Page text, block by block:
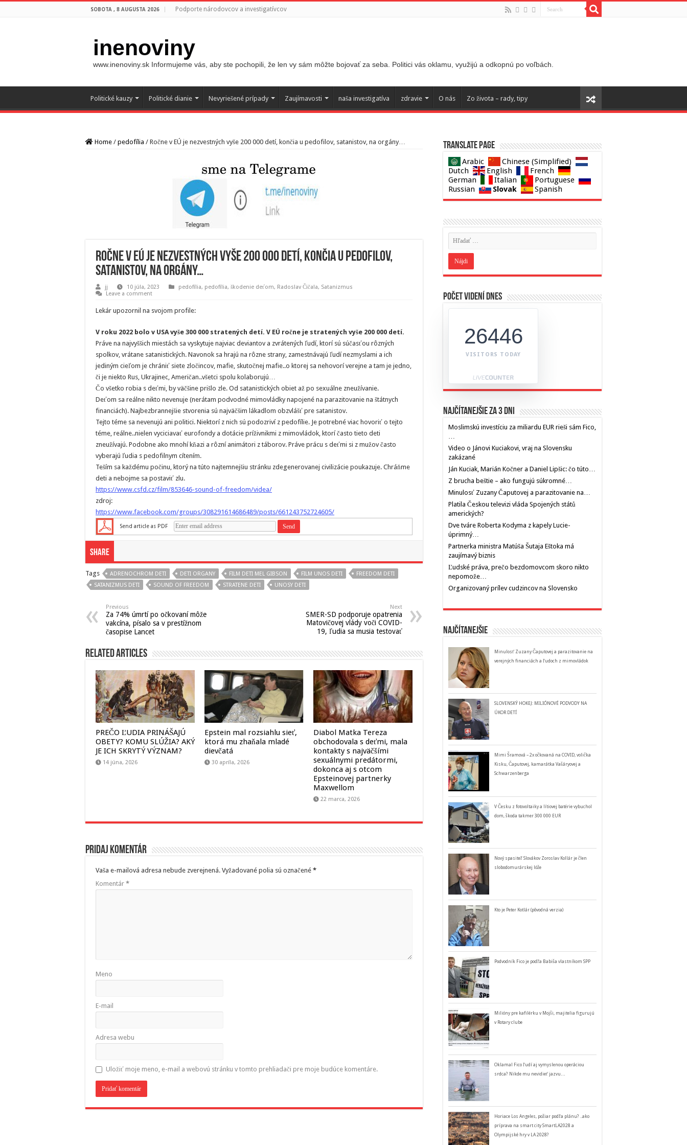
SOBOTA , 8 AUGUSTA 2026 Podporte národovcov a investigatívcov
inenoviny
www.inenoviny.sk Informujeme vás, aby ste pochopili, že len vy sám môžte bojovať za seba. Politici vás oklamu, využijú a odkopnú po voľbách.
Politické kauzy Politické dianie Nevyriešené prípady Zaujímavosti naša investigatíva zdravie O nás Zo života – rady, tipy
Home / pedofília / Ročne v EÚ je nezvestných vyše 200 000 detí, končia u pedofilov, satanistov, na orgány…
Ročne v EÚ je nezvestných vyše 200 000 detí, končia u pedofilov,
satanistov, na orgány…
jj 10 júla, 2023 pedofília, pedofília, škodenie deťom, Radoslav Čičala, Satanizmus
Leave a comment
Lekár upozornil na svojom profile:
V roku 2022 bolo v USA vyše 300 000 stratených detí. V EÚ ročne je stratených vyše 200 000 detí.
Práve na najvyššich miestách sa vyskytuje najviac deviantov a zvrátených ľudí, ktorí sú súčasťou rôzných
spolkov, vrátane satanistických. Navonok sa hrajú na rôzne strany, zamestnávajú ľudí nezmyslami a ich
jediným cieľom je chrániť siete zločincov, mafie, skutočnej mafie..o ktorej sa nehovorí verejne a tam je jedno,
či je niekto Rus, Ukrajinec, Američan..všetci spolu kolaborujú…
Čo všetko robia s deťmi, by väčšine prišlo zle. Od satanistických obiet až po sexuálne zneužívanie.
Deťom sa reálne nikto nevenuje (nerátam podvodné mimovládky napojené na parazitovanie na štátnych
financiách). Najbezbrannejšie stvorenia sú najväčšim lákadlom obzvlášť pre satanistov.
Tejto téme sa nevenujú ani politici. Niektorí z nich sú podozriví z pedofílie. Je potrebné viac hovoriť o tejto
téme, reálne..nielen vyciciavať eurofondy a dotácie príživnikmi z mimovládok, ktorí často tieto deti
zneužívajú. Podobne ako mnohí kňazi a rôzní animátori z táborov. Práve prácu s deťmi si z mužov často
vyberajú ľudia s pedofilnym cítením.
Teším sa každému počinu, ktorý na túto najtemnejšiu stránku zdegenerovanej civilizácie poukazuje. Chráňme
deti a nebojme sa postaviť zlu.
https://www.csfd.cz/film/853646-sound-of-freedom/videa/
zdroj:
https://www.facebook.com/groups/308291614686489/posts/661243752724605/
Send article as PDF
Share
Tags ADRENOCHROM DETI DETI ORGANY FILM DETI MEL GIBSON FILM UNOS DETI
FREEDOM DETI
SATANIZMUS DETI
SOUND OF FREEDOM STRATENE DETI UNOSY DETI
Previous
Za 74% úmrtí po očkovaní môže
vakcína, písalo sa v prestížnom
časopise Lancet
Next
SMER-SD podporuje opatrenia
Matovičovej vlády voči COVID-
19, ľudia sa musia testovať
Related Articles
PREČO ĽUDIA PRINÁŠAJÚ
OBETY? KOMU SLÚŽIA? AKÝ
JE ICH SKRYTÝ VÝZNAM?
14 júna, 2026
Epstein mal rozsiahlu sieť,
ktorá mu zhaňala mladé
dievčatá
30 apríla, 2026
Diabol Matka Tereza
obchodovala s deťmi, mala
kontakty s najväčšími
sexuálnymi predátormi,
dokonca aj s otcom
Epsteinovej partnerky
Maxwellom
22 marca, 2026
Pridaj komentár
Vaša e-mailová adresa nebude zverejnená. Vyžadované polia sú označené *
Komentár *
Meno
E-mail
Adresa webu
Uložiť moje meno, e-mail a webovú stránku v tomto prehliadači pre moje budúce komentáre.
Translate page
Arabic
Chinese (Simplified)
Dutch
English
French
German
Italian
Portuguese
Russian
Slovak Spanish
Počet videní dnes
26446
VISITORS TODAY
Najčítanejšie za 3 dni
Moslimskú investíciu za miliardu EUR rieši sám Fico,
…
Video o Jánovi Kuciakovi, vraj na Slovensku
zakázané
Ján Kuciak, Marián Kočner a Daniel Lipšic: čo túto…
Z brucha beštie – ako fungujú súkromné…
Minulosť Zuzany Čaputovej a parazitovanie na…
Platila Českou televizi vláda Spojených států
amerických?
Dve tváre Roberta Kodyma z kapely Lucie-
úprimný…
Partnerka ministra Matúša Šutaja Eštoka má
zaujímavý biznis
Ľudské práva, prečo bezdomovcom skoro nikto
nepomože…
Organizovaný prílev cudzincov na Slovensko
Najčítanejšie
Minulosť Zuzany Čaputovej a parazitovanie na
verejných financiách a ľudoch z mimovládok
SLOVENSKÝ HOKEJ: MILIÓNOVÉ PODVODY NA
ÚKOR DETÍ
Mimi Šramová – 2x očkovaná na COVID, volička
Kisku, Čaputovej, kamarátka Vašáryovej a
Schwarzenberga
V Česku z fotovoltaiky a lítiovej batérie vybuchol
dom, škoda takmer 300 000 EUR
Nový spasiteľ Slovákov Zoroslav Kollár je člen
slobodomurárskej lóže
Kto je Peter Kotlár (pôvodná verzia)
Podvodník Fico je podľa Babiša vlastníkom SPP
Milióny pre kafilérku v Mojši, majitelia figurujú
v Rotary clube
Oklamal Fico ľudí aj vymyslenou operáciou
srdca? Nikde mu nevidieť jazvu…
Horiace Los Angeles, požiar podľa plánu? ..ako
príprava na smart city SmartLA2028 a
Olympijské hry v LA 2028?